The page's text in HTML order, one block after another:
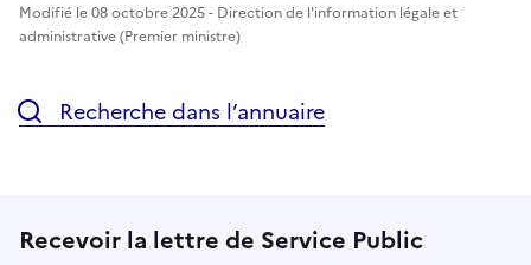
Modifié le 08 octobre 2025 - Direction de l'information légale et
administrative (Premier ministre)
Recherche dans l’annuaire
Recevoir la lettre de Service Public